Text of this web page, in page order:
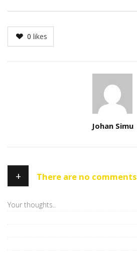
0 likes
Johan Simu
+ There are no comments